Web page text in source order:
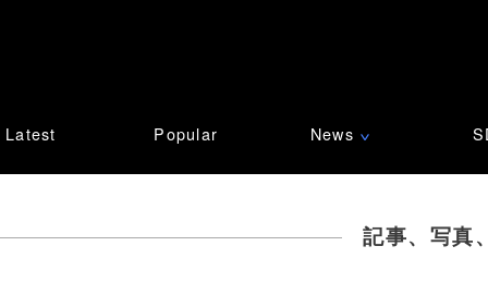
Latest Popular News ∨
記事、写真